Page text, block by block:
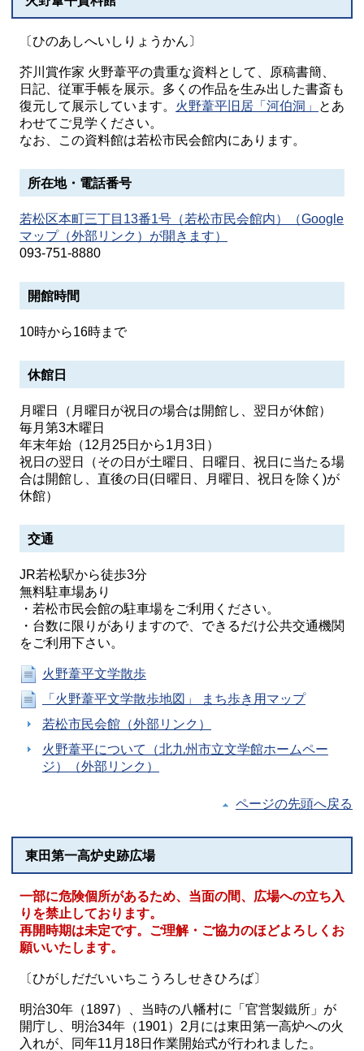
〔ひのあしへいしりょうかん〕
芥川賞作家 火野葦平の貴重な資料として、原稿書簡、
日記、従軍手帳を展示。多くの作品を生み出した書斎も
復元して展示しています。 火野葦平旧居「河伯洞」
とあ
わせてご見学ください。
なお、この資料館は若松市民会館内にあります。
所在地・電話番号
若松区本町三丁目13番1号（若松市民会館内）（Google
マップ（外部リンク）が開きます）
093-751-8880
開館時間
10時から16時まで
休館日
月曜日（月曜日が祝日の場合は開館し、翌日が休館）
毎月第3木曜日
年末年始（12月25日から1月3日）
祝日の翌日（その日が土曜日、日曜日、祝日に当たる場
合は開館し、直後の日(日曜日、月曜日、祝日を除く)が
休館）
交通
JR若松駅から徒歩3分
無料駐車場あり
・若松市民会館の駐車場をご利用ください。
・台数に限りがありますので、できるだけ公共交通機関
をご利用下さい。
火野葦平文学散歩
「火野葦平文学散歩地図」 まち歩き用マップ
若松市民会館（外部リンク）
火野葦平について（北九州市立文学館ホームペー
ジ）（外部リンク）
ページの先頭へ戻る
東田第一高炉史跡広場
一部に危険個所があるため、当面の間、広場への立ち入
りを禁止しております。
再開時期は未定です。ご理解・ご協力のほどよろしくお
願いいたします。
〔ひがしだだいいちこうろしせきひろば〕
明治30年（1897）、当時の八幡村に「官営製鐵所」が
開庁し、明治34年（1901）2月には東田第一高炉への火
入れが、同年11月18日作業開始式が行われました。